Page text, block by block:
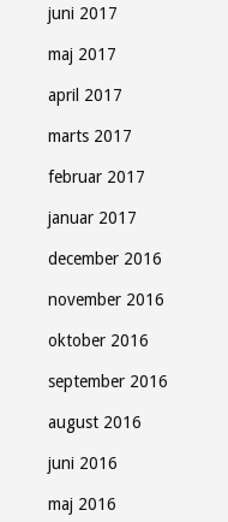
juni 2017
maj 2017
april 2017
marts 2017
februar 2017
januar 2017
december 2016
november 2016
oktober 2016
september 2016
august 2016
juni 2016
maj 2016